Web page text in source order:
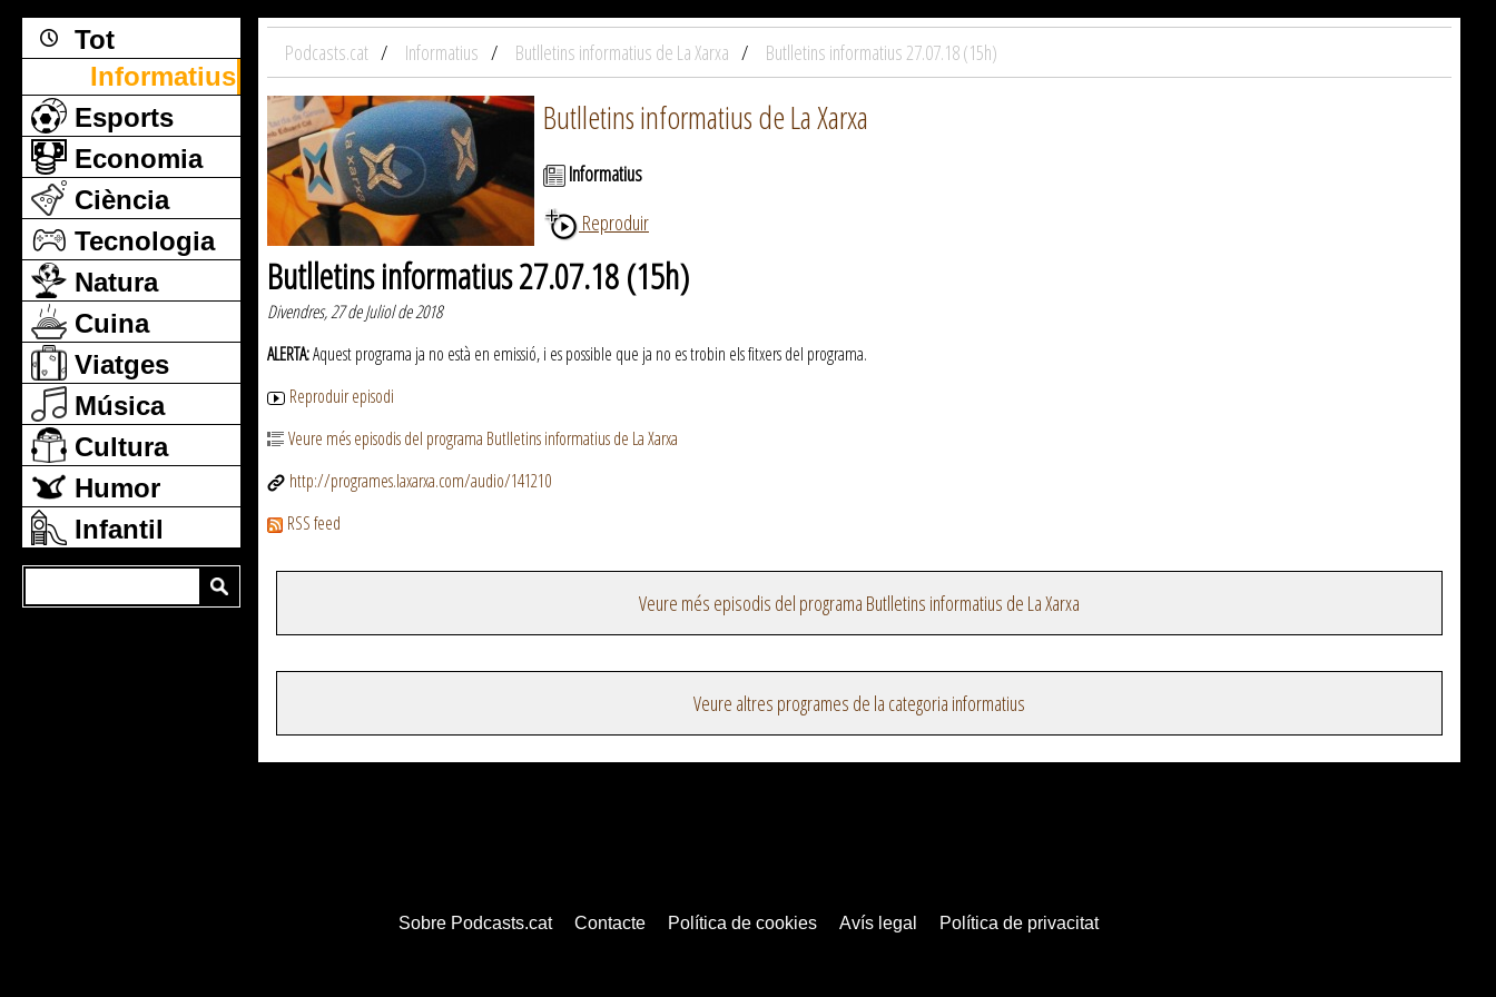
Tot
Informatius
Esports
Economia
Ciència
Tecnologia
Natura
Cuina
Viatges
Música
Cultura
Humor
Infantil
Podcasts.cat Informatius Butlletins informatius de La Xarxa Butlletins informatius 27.07.18 (15h)
Butlletins informatius de La Xarxa
Informatius
Reproduir
Butlletins informatius 27.07.18 (15h)
Divendres, 27 de Juliol de 2018
ALERTA:Aquest programa ja no està en emissió, i es possible que ja no es trobin els fitxers del programa.
Reproduir episodi
Veure més episodis del programa Butlletins informatius de La Xarxa
http://programes.laxarxa.com/audio/141210
RSS feed
Veure més episodis del programa Butlletins informatius de La Xarxa
Veure altres programes de la categoria informatius
Sobre Podcasts.cat Contacte Política de cookies Avís legal Política de privacitat